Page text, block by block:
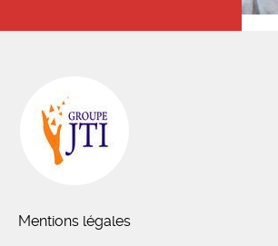
Mentions légales